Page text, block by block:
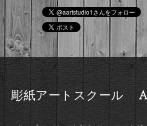
彫紙アートスクール